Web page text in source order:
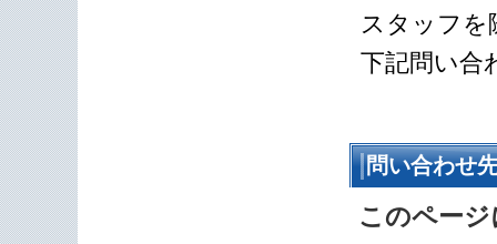
スタッフを
下記問い合
問い合わせ
このペー